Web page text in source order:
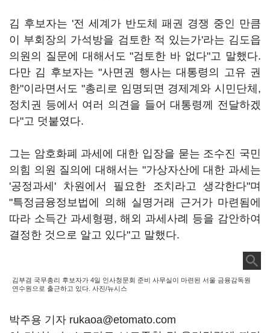
김 후보자는 '전 세계가 반도체 패권 경쟁 중인 만큼
이 부회장의 가석방을 검토한 적 있는가'라는 김도읍
의원의 질문에 대해서도 "검토한 바 없다"고 말했다.
다만 김 후보자는 "사면권 행사는 대통령의 고유 권
한"이라면서도 "총리로 임명되면 경제계와 시민단체,
정치권 등에서 여러 의견을 들어 대통령께 전달하겠
다"고 덧붙였다.
그는 암호화폐 과세에 대한 입장을 묻는 조수진 국민
의힘 의원 질의에 대해서는 "가상자산에 대한 과세는
'공정과세' 차원에서 필요한 조치라고 생각한다"며
"특정금융정보법에 의해 실명거래 근거가 마련됨에
따라 소득간 과세형평, 해외 과세사례 등을 감안하여
결정한 것으로 알고 있다"고 말했다.
김부겸 국무총리 후보자가 4일 인사청문회 준비 사무실이 마련된 서울 금융감독원
연수원으로 출근하고 있다. 사진/뉴시스
박주용 기자 rukaoa@etomato.com